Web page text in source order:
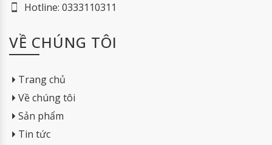
Hotline: 0333110311
VỀ CHÚNG TÔI
Trang chủ
Về chúng tôi
Sản phẩm
Tin tức